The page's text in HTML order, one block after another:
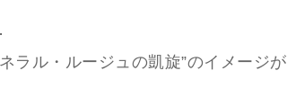
ラル・ルージュの凱旋”のイメージが